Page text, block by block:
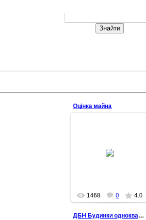
Оцінка майна
2015-06-09
1468 0 4.0
ДБН Будинки одноквартирні